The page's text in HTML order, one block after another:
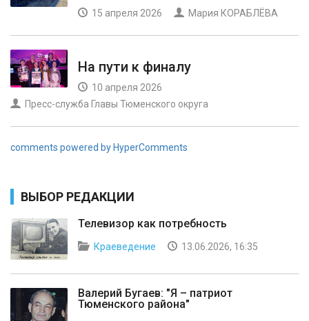
15 апреля 2026 Мария КОРАБЛЁВА
На пути к финалу
10 апреля 2026
Пресс-служба Главы Тюменского округа
comments powered by HyperComments
ВЫБОР РЕДАКЦИИ
Телевизор как потребность
Краеведение 13.06.2026, 16:35
Валерий Бугаев: "Я – патриот
Тюменского района"